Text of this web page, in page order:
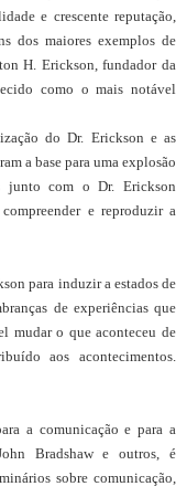
e crescente reputação,
dos maiores exemplos de
H. Erickson, fundador da
como o mais notável
do Dr. Erickson e as
a base para uma explosão
junto com o Dr. Erickson
e reproduzir a
para induzir a estados de
de experiências que
mudar o que aconteceu de
aos acontecimentos.
a comunicação e para a
Bradshaw e outros, é
sobre comunicação,